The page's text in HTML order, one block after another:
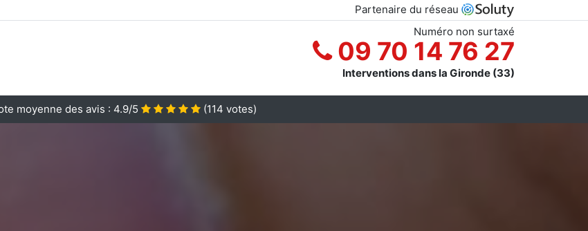
Partenaire du réseau
Numéro non surtaxé
09 70 14 76 27
Interventions dans la Gironde (33)
moyenne des avis : 4.9/5 (114 votes)